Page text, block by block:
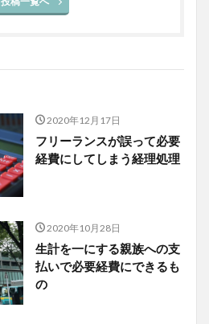
2020年12月17日
フリーランスが誤って必要
経費にしてしまう経理処理
2020年10月28日
生計を一にする親族への支
払いで必要経費にできるも
の